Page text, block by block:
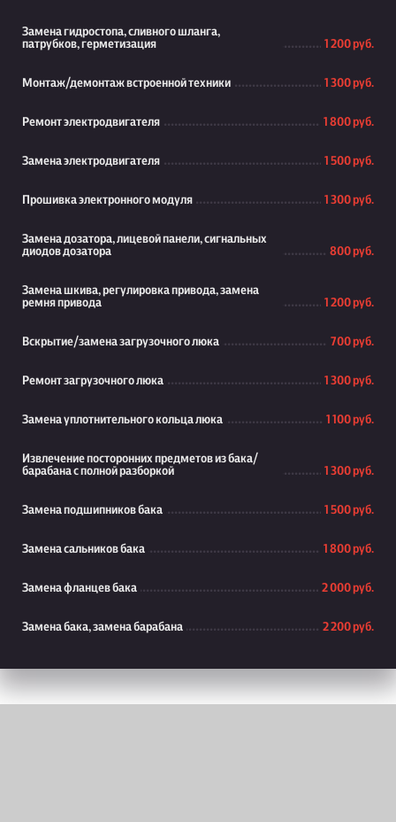
Замена гидростопа, сливного шланга,
патрубков, герметизация
1 200 руб.
Монтаж/демонтаж встроенной техники 1 300 руб.
Ремонт электродвигателя 1 800 руб.
Замена электродвигателя 1 500 руб.
Прошивка электронного модуля 1 300 руб.
Замена дозатора, лицевой панели, сигнальных
диодов дозатора
800 руб.
Замена шкива, регулировка привода, замена
ремня привода
1 200 руб.
Вскрытие/замена загрузочного люка 700 руб.
Ремонт загрузочного люка 1 300 руб.
Замена уплотнительного кольца люка 1 100 руб.
Извлечение посторонних предметов из бака/
барабана с полной разборкой
1 300 руб.
Замена подшипников бака 1 500 руб.
Замена сальников бака 1 800 руб.
Замена фланцев бака 2 000 руб.
Замена бака, замена барабана 2 200 руб.